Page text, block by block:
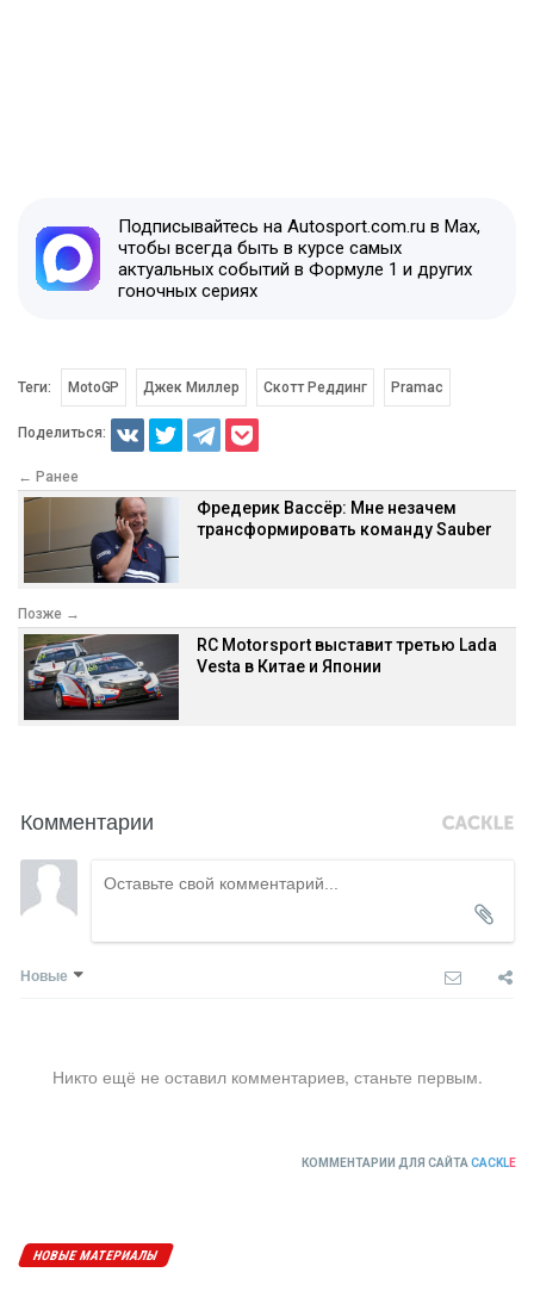
Подписывайтесь на Autosport.com.ru в Max,
чтобы всегда быть в курсе самых
актуальных событий в Формуле 1 и других
гоночных сериях
Теги: MotoGP Джек Миллер Скотт Реддинг Pramac
Поделиться:
← Ранее
Фредерик Вассёр: Мне незачем
трансформировать команду Sauber
Позже →
RC Motorsport выставит третью Lada
Vesta в Китае и Японии
Комментарии
Новые
Никто ещё не оставил комментариев, станьте первым.
КОММЕНТАРИИ ДЛЯ САЙТА CACKLE
НОВЫЕ МАТЕРИАЛЫ